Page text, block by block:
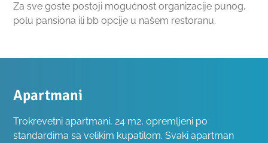
Za sve goste postoji mogućnost organizacije punog,
polu pansiona ili bb opcije u našem restoranu.
Apartmani
Trokrevetni apartmani, 24 m2, opremljeni po
standardima sa velikim kupatilom. Svaki apartman